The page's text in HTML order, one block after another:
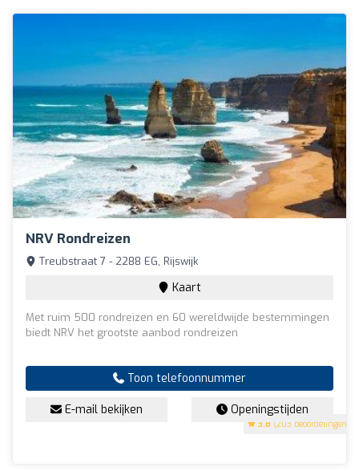
NRV Rondreizen
3.8 (203 beoordelingen)
Treubstraat 7 - 2288 EG, Rijswijk
Kaart
Met ruim 500 rondreizen en 60 wereldwijde bestemmingen
biedt NRV het grootste aanbod rondreizen
Toon telefoonnummer
E-mail bekijken Openingstijden